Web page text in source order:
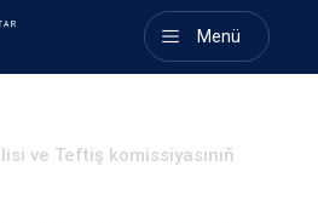
Menü
ve Teftiş komissiyasınıñ